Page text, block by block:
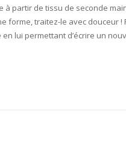
partir de tissu de seconde
traitez-le avec douceur
lui permettant d’écrire un